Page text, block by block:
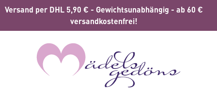
springen
Versand per DHL 5,90 € - Gewichtsunabhängig - ab 60 €
versandkostenfrei!